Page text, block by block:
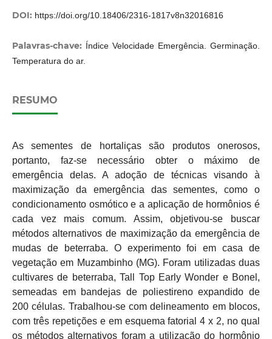
DOI: https://doi.org/10.18406/2316-1817v8n32016816
Palavras-chave: Índice Velocidade Emergência. Germinação.
Temperatura do ar.
RESUMO
As sementes de hortaliças são produtos onerosos,
portanto, faz-se necessário obter o máximo de
emergência delas. A adoção de técnicas visando à
maximização da emergência das sementes, como o
condicionamento osmótico e a aplicação de hormônios é
cada vez mais comum. Assim, objetivou-se buscar
métodos alternativos de maximização da emergência de
mudas de beterraba. O experimento foi em casa de
vegetação em Muzambinho (MG). Foram utilizadas duas
cultivares de beterraba, Tall Top Early Wonder e Bonel,
semeadas em bandejas de poliestireno expandido de
200 células. Trabalhou-se com delineamento em blocos,
com três repetições e em esquema fatorial 4 x 2, no qual
os métodos alternativos foram a utilização do hormônio